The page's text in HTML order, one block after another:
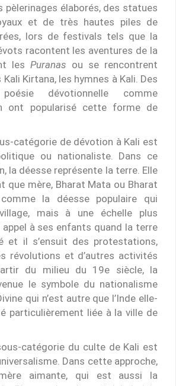
pèlerinages élaborés, des statues
et de très hautes piles de
lors de festivals tels que la
racontent les aventures de la
les Puranas ou se rencontrent
Kirtana, les hymnes à Kali. Des
dévotionnelle comme
ont popularisé cette forme de
catégorie de dévotion à Kali est
ou nationaliste. Dans ce
la déesse représente la terre. Elle
que mère, Bharat Mata ou Bharat
la déesse populaire qui
mais à une échelle plus
à ses enfants quand la terre
et il s’ensuit des protestations,
révolutions et d’autres activités
du milieu du 19e siècle, la
le symbole du nationalisme
qui n’est autre que l’Inde elle-
particulièrement liée à la ville de
catégorie du culte de Kali est
Dans cette approche,
aimante, qui est aussi la